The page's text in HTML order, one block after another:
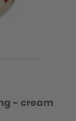
- cream